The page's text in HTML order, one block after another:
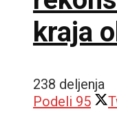
kraja
238 deljenja
Podeli 95